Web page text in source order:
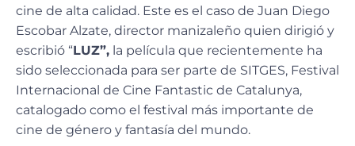
cine de alta calidad. Este es el caso de Juan Diego
Escobar Alzate, director manizaleño quien dirigió y
escribió “LUZ”, la película que recientemente ha
sido seleccionada para ser parte de SITGES, Festival
Internacional de Cine Fantastic de Catalunya,
catalogado como el festival más importante de
cine de género y fantasía del mundo.